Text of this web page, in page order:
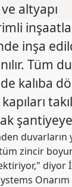
altyapı
inşa
Tüm
kalıba
duvarların
zincir
diyor
Onarım